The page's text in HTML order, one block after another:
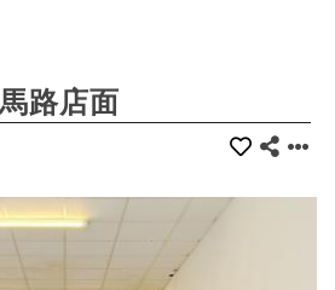
路店面